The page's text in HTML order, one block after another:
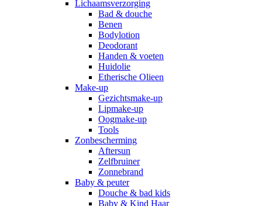
Lichaamsverzorging
Bad & douche
Benen
Bodylotion
Deodorant
Handen & voeten
Huidolie
Etherische Olieen
Make-up
Gezichtsmake-up
Lipmake-up
Oogmake-up
Tools
Zonbescherming
Aftersun
Zelfbruiner
Zonnebrand
Baby & peuter
Douche & bad kids
Baby & Kind Haar